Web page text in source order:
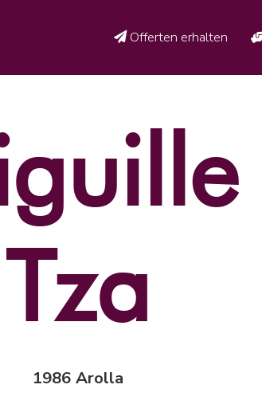
Offerten erhalten
Tza
1986 Arolla